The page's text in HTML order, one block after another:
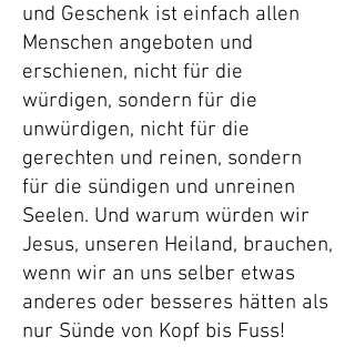
und Geschenk ist einfach allen
Menschen angeboten und
erschienen, nicht für die
würdigen, sondern für die
unwürdigen, nicht für die
gerechten und reinen, sondern
für die sündigen und unreinen
Seelen. Und warum würden wir
Jesus, unseren Heiland, brauchen,
wenn wir an uns selber etwas
anderes oder besseres hätten als
nur Sünde von Kopf bis Fuss!